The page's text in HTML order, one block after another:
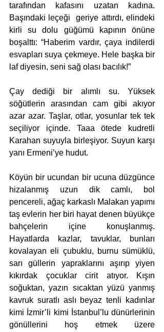
tarafından kafasını uzatan kadına.
Başındaki leçeği  geriye attırdı, elindeki
kirli su dolu güğümü kapının önüne
boşalttı: “Haberim vardır, çaya indilerdi
esvapları suya çekmeye. Hele başka bir
laf diyesin, seni sağ olası bacılık!”
Çay dediği bir alımlı su. Yüksek
söğütlerin arasından cam gibi akıyor
azar azar. Taşlar, otlar, yosunlar tek tek
seçiliyor içinde. Taaa ötede kudretli
Karahan suyuyla birleşiyor. Suyun karşı
yanı Ermeni’ye hudut.
Köyün bir ucundan bir ucuna düzgünce
hizalanmış uzun dik camlı, bol
pencereli, ağaç karkaslı Malakan yapımı
taş evlerin her biri hayat denen büyükçe
bahçelerin içine konuşlanmış.
Hayatlarda kazlar, tavuklar, bunları
kovalayan eli çubuklu, burnu sümüklü,
sarı güllerin yapraklarını aşırıp yiyen
kıkırdak çocuklar cirit atıyor. Kışın
soğuktan, yazın sıcaktan yüzü yanmış
kavruk suratlı aslı beyaz tenli kadınlar
kimi İzmir’li kimi İstanbul’lu dünürlerinin
gönüllerini hoş etmek üzere